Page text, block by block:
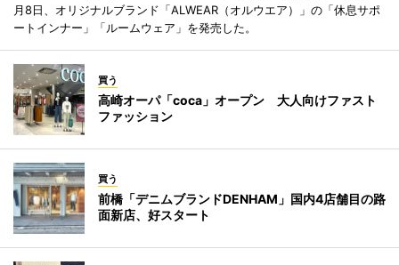
月8日、オリジナルブランド「ALWEAR（オルウエア）」の「休息サポ
ートインナー」「ルームウェア」を発売した。
買う
高崎オーパ「coca」オープン 大人向けファスト
ファッション
買う
前橋「デニムブランドDENHAM」国内4店舗目の路
面新店、好スタート